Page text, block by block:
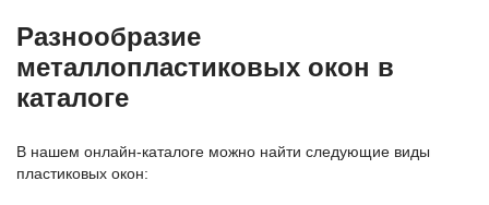
Разнообразие
металлопластиковых окон в
каталоге
В нашем онлайн-каталоге можно найти следующие виды
пластиковых окон: